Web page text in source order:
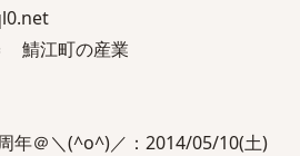
鯖江町の産業
年＠＼(^o^)／：2014/05/10(土)